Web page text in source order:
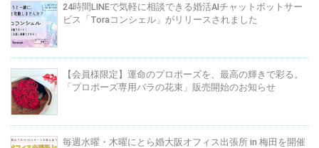
24時間LINEで気軽に相談できる婚活AIチャットボットサー
ビス「Toraコンシェル」がリリースされました
【会員様限定】運命のプロポーズを、最高の輝きで彩る。
「プロポーズ専用バラの花束」販売開始のお知らせ
毎週水曜・木曜にとら婚大阪オフィス出張所 in 梅田を開催